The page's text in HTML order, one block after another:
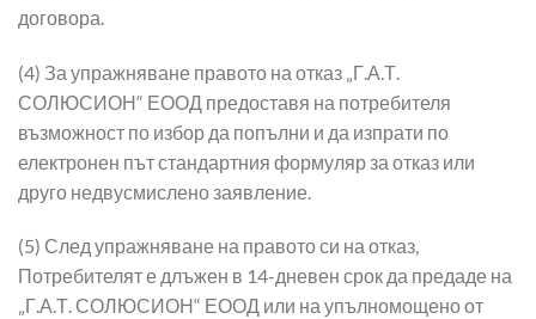
договора.
(4) За упражняване правото на отказ „Г.А.Т.
СОЛЮСИОН“ ЕООД предоставя на потребителя
възможност по избор да попълни и да изпрати по
електронен път стандартния формуляр за отказ или
друго недвусмислено заявление.
(5) След упражняване на правото си на отказ,
Потребителят е длъжен в 14-дневен срок да предаде на
„Г.А.Т. СОЛЮСИОН“ ЕООД или на упълномощено от